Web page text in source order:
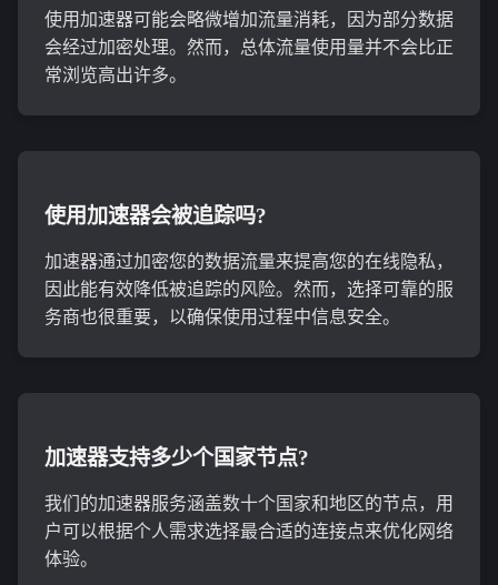
使用加速器可能会略微增加流量消耗，因为部分数据
会经过加密处理。然而，总体流量使用量并不会比正
常浏览高出许多。
使用加速器会被追踪吗?
加速器通过加密您的数据流量来提高您的在线隐私，
因此能有效降低被追踪的风险。然而，选择可靠的服
务商也很重要，以确保使用过程中信息安全。
加速器支持多少个国家节点?
我们的加速器服务涵盖数十个国家和地区的节点，用
户可以根据个人需求选择最合适的连接点来优化网络
体验。